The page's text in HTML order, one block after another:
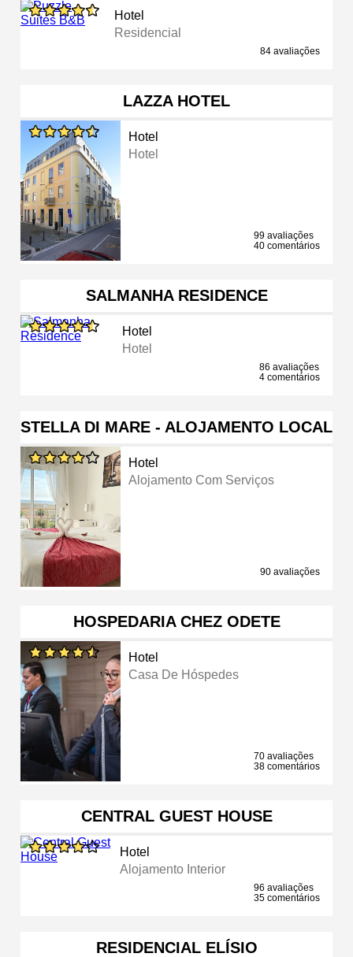
Hotel
Residencial
84 avaliações
LAZZA HOTEL
Hotel
Hotel
99 avaliações
40 comentários
SALMANHA RESIDENCE
Hotel
Hotel
86 avaliações
4 comentários
STELLA DI MARE - ALOJAMENTO LOCAL
Hotel
Alojamento Com Serviços
90 avaliações
HOSPEDARIA CHEZ ODETE
Hotel
Casa De Hóspedes
70 avaliações
38 comentários
CENTRAL GUEST HOUSE
Hotel
Alojamento Interior
96 avaliações
35 comentários
RESIDENCIAL ELÍSIO